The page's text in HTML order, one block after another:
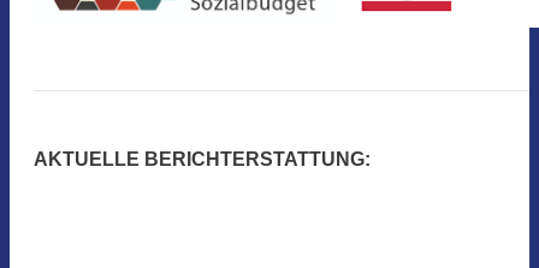
AKTUELLE BERICHTERSTATTUNG: